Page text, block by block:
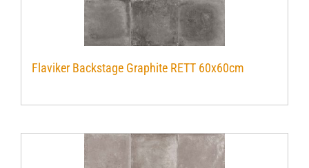
Flaviker Backstage Graphite RETT 60x60cm